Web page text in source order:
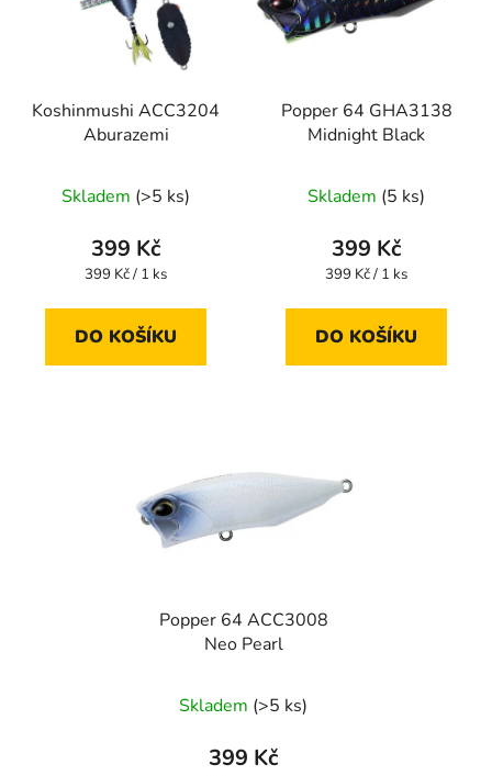
Koshinmushi ACC3204
Aburazemi
Skladem (>5 ks)
399 Kč
Měrná
399 Kč / 1 ks
DO KOŠÍKU
Popper 64 GHA3138
Midnight Black
Skladem (5 ks)
399 Kč
Měrná
399 Kč / 1 ks
DO KOŠÍKU
Popper 64 ACC3008
Neo Pearl
Skladem (>5 ks)
399 Kč